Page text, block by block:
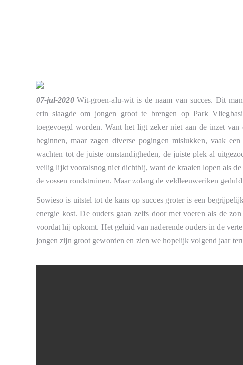
07-jul-2020Wit-groen-alu-wit is de naam van succes. Dit
erin slaagde om jongen groot te brengen op Park
toegevoegd worden. Want het ligt zeker niet aan de inzet
beginnen, maar zagen diverse pogingen mislukken, vaak
wachten tot de juiste omstandigheden, de juiste plek al
veilig lijkt vooralsnog niet dichtbij, want de kraaien lopen als de
de vossen rondstruinen. Maar zolang de veldleeuweriken
Sowieso is uitstel tot de kans op succes groter is een
energie kost. De ouders gaan zelfs door met voeren als de
voordat hij opkomt. Het geluid van naderende ouders in de
jongen zijn groot geworden en zien we hopelijk volgend jaar